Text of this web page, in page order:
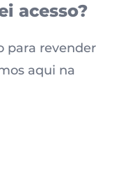
acesso?
para revender
aqui na